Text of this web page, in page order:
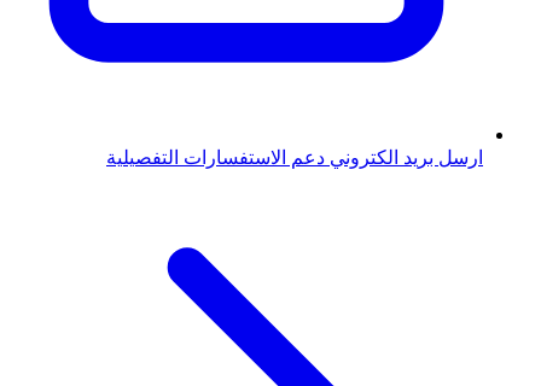
ارسل بريد الكتروني دعم الاستفسارات التفصيلية